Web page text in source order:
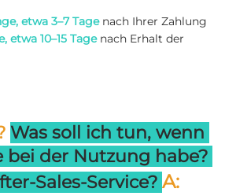
etwa 3–7 Tage nach Ihrer Zahlung
etwa 10–15 Tage nach Erhalt der
Was soll ich tun, wenn
Sales-Service?